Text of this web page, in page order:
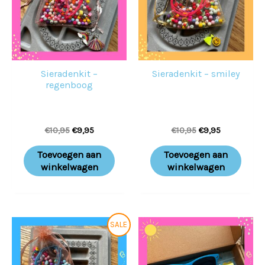
Sieradenkit –
regenboog
€10,95 €9,95
Toevoegen aan
winkelwagen
Sieradenkit – smiley
€10,95 €9,95
Toevoegen aan
winkelwagen
SALE
Oorspronkelijke
prijs
was:
€10,95.
Huidige
prijs
is:
€9,95.
€10,95
tot
€13,95
Dit
heeft